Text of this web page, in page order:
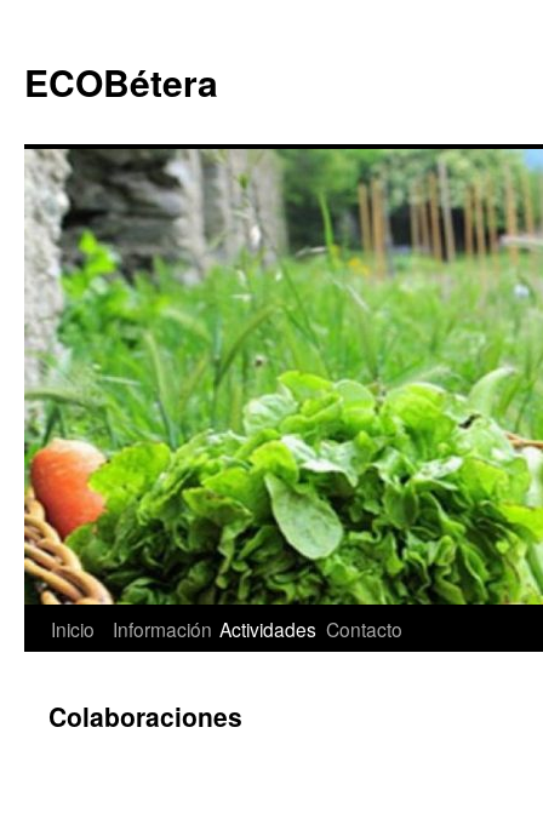
ECOBétera
Saltar
contenido
Inicio Información Actividades Contacto
Colaboraciones